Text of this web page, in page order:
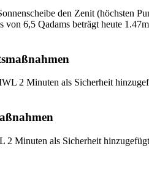
den Zenit (höchsten
von 6,5 Qadams beträgt heute
2 Minuten als Sicherheit
2 Minuten als Sicherheit